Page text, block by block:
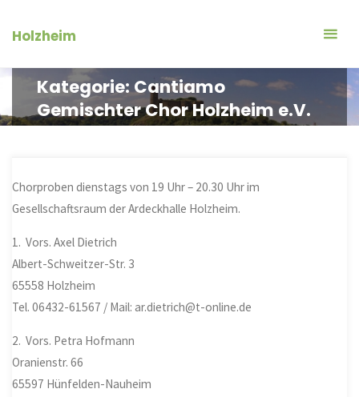
InhaltHolzheim
Kategorie:Cantiamo
Gemischter Chor Holzheim e.V.
Chorproben dienstagsvon 19 Uhr – 20.30 Uhrim
Gesellschaftsraum der Ardeckhalle Holzheim.
1. Vors. Axel Dietrich
Albert-Schweitzer-Str. 3
65558 Holzheim
Tel. 06432-61567 / Mail: ar.dietrich@t-online.de
2. Vors. Petra Hofmann
Oranienstr. 66
65597 Hünfelden-Nauheim